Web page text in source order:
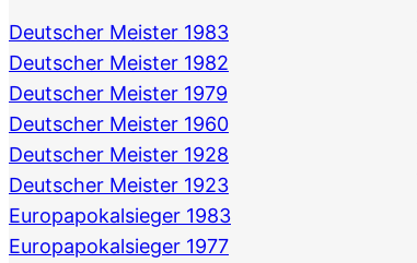
Deutscher Meister 1983
Deutscher Meister 1982
Deutscher Meister 1979
Deutscher Meister 1960
Deutscher Meister 1928
Deutscher Meister 1923
Europapokalsieger 1983
Europapokalsieger 1977